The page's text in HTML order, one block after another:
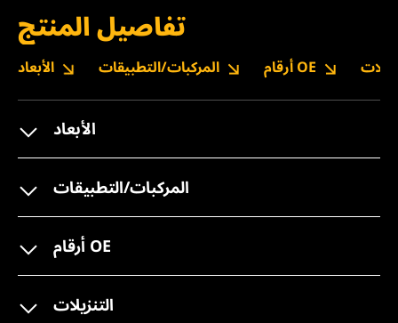
تفاصيل المنتج
الأبعاد المركبات/التطبيقات أرقام OE
الأبعاد
المركبات/التطبيقات
أرقام OE
التنزيلات